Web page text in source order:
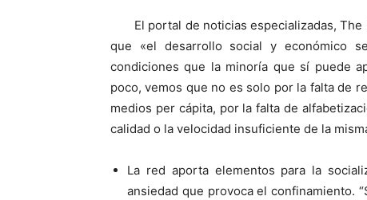
El portal de noticias especializadas,
que «el desarrollo social y económico
condiciones que la minoría que sí puede
poco, vemos que no es solo por la falta de
medios per cápita, por la falta de
calidad o la velocidad insuficiente de la
La red aporta elementos para la
ansiedad que provoca el confinamiento.